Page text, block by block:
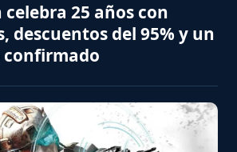
celebra 25 años con
descuentos del 95% y un